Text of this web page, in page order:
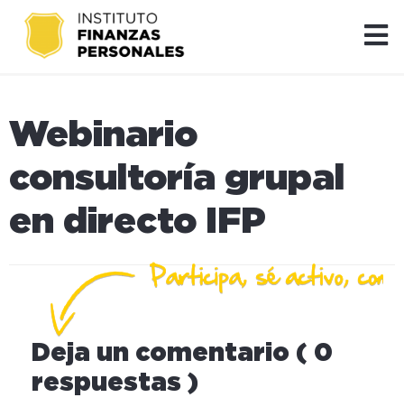
Webinario
consultoría grupal
en directo IFP
Deja un comentario ( 0
respuestas )